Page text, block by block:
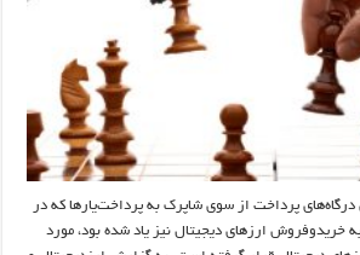
پرداخت از سوی شاپرک به پرداخت‌یارها که در
خریدوفروش ارزهای دیجیتال نیز یاد شده بود، مورد